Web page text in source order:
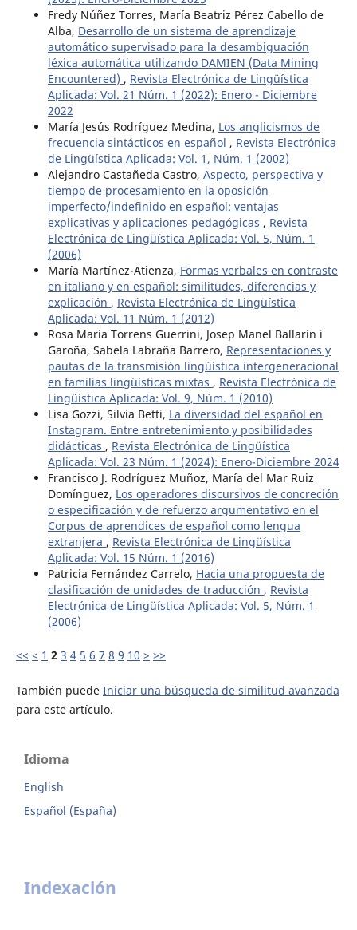
Fredy Núñez Torres, María Beatriz Pérez Cabello de
Alba, Desarrollo de un sistema de aprendizaje
automático supervisado para la desambiguación
léxica automática utilizando DAMIEN (Data Mining
Encountered) , Revista Electrónica de Lingüística
Aplicada: Vol. 21 Núm. 1 (2022): Enero - Diciembre
2022
María Jesús Rodríguez Medina, Los anglicismos de
frecuencia sintácticos en español , Revista Electrónica
de Lingüística Aplicada: Vol. 1, Núm. 1 (2002)
Alejandro Castañeda Castro, Aspecto, perspectiva y
tiempo de procesamiento en la oposición
imperfecto/indefinido en español: ventajas
explicativas y aplicaciones pedagógicas , Revista
Electrónica de Lingüística Aplicada: Vol. 5, Núm. 1
(2006)
María Martínez-Atienza, Formas verbales en contraste
en italiano y en español: similitudes, diferencias y
explicación , Revista Electrónica de Lingüística
Aplicada: Vol. 11 Núm. 1 (2012)
Rosa María Torrens Guerrini, Josep Manel Ballarín i
Garoña, Sabela Labraña Barrero, Representaciones y
pautas de la transmisión lingúística intergeneracional
en familias lingüísticas mixtas , Revista Electrónica de
Lingüística Aplicada: Vol. 9, Núm. 1 (2010)
Lisa Gozzi, Silvia Betti, La diversidad del español en
Instagram. Entre entretenimiento y posibilidades
didácticas , Revista Electrónica de Lingüística
Aplicada: Vol. 23 Núm. 1 (2024): Enero-Diciembre 2024
Francisco J. Rodríguez Muñoz, María del Mar Ruiz
Domínguez, Los operadores discursivos de concreción
o especificación y de refuerzo argumentativo en el
Corpus de aprendices de español como lengua
extranjera , Revista Electrónica de Lingüística
Aplicada: Vol. 15 Núm. 1 (2016)
Patricia Fernández Carrelo, Hacia una propuesta de
clasificación de unidades de traducción , Revista
Electrónica de Lingüística Aplicada: Vol. 5, Núm. 1
(2006)
<< < 1 2 3 4 5 6 7 8 9 10 > >>
También puede Iniciar una búsqueda de similitud avanzada
para este artículo.
Idioma
English
Español (España)
Indexación